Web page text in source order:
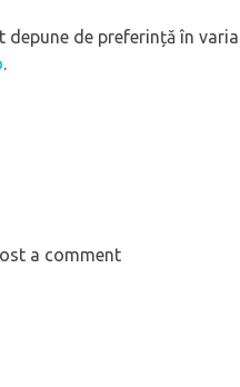
depune de preferință în
.
a comment